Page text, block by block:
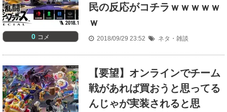
0 コメ
民の反応がコチラｗｗｗｗｗ
ｗ
2018/09/29 23:52 ネタ・雑談
【要望】オンラインでチーム
戦があれば買おうと思ってる
んじゃが実装されると思